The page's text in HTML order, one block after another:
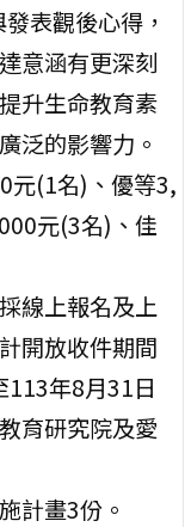
表觀後心得，
意涵有更深刻
升生命教育素
泛的影響力。
元(1名)、優等3,
元(3名)、佳
線上報名及上
開放收件期間
年8月31日
育研究院及愛
計畫3份。